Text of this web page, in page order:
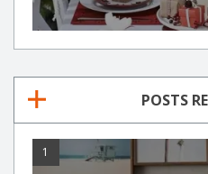
POSTS
1